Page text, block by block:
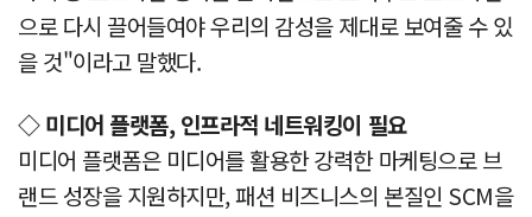
으로 다시 끌어들여야 우리의 감성을 제대로 보여줄 수 있
을 것"이라고 말했다.
◇ 미디어 플랫폼, 인프라적 네트워킹이 필요
미디어 플랫폼은 미디어를 활용한 강력한 마케팅으로 브
랜드 성장을 지원하지만, 패션 비즈니스의 본질인 SCM을